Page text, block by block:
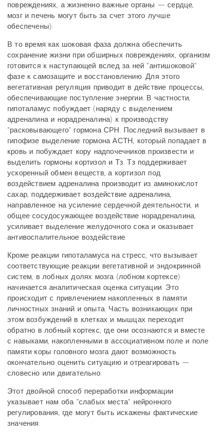
повреждениях, а жизненно важные органы — сердце,
мозг и печень могут быть за счет этого лучше
обеспечены).
В то время как шоковая фаза должна обеспечить
сохранение жизни при обширных повреждениях, организм
готовится к наступающей вслед за ней "антишоковой"
фазе к самозащите и восстановлению. Для этого
вегетативная регуляция приводит в действие процессы,
обеспечивающие поступление энергии. В частности,
гипоталамус побуждает (наряду с выделением
адреналина и норадреналина) к производству
"расковывающего" гормона СРН. Последний вызывает в
гипофизе выделение гормона АСТН, который попадает в
кровь и побуждает кору надпочечников произвести и
выделить гормоны кортизол и Тз. Тз поддерживает
ускоренный обмен веществ, а кортизол под
воздействием адреналина производит из аминокислот
сахар, поддерживает воздействие адреналина,
направленное на усиление сердечной деятельности, и
общее сосудосужающее воздействие норадреналина,
усиливает выделение желудочного сока и оказывает
антивоспалительное воздействие.
Кроме реакции гипоталамуса на стресс, что вызывает
соответствующие реакции вегетативной и эндокринной
систем, в лобных долях мозга (лобном кортексе)
начинается аналитическая оценка ситуации. Это
происходит с привлечением накопленных в памяти
личностных знаний и опыта. Часть возникающих при
этом возбуждений в клетках и мышцах переходит
обратно в лобный кортекс, где они осознаются и вместе
с навыками, накопленными в ассоциативном поле и поле
памяти коры головного мозга дают возможность
окончательно оценить ситуацию и отреагировать —
словесно или двигательно.
Этот двойной способ переработки информации
указывает нам оба "слабых места" нейронного
регулирования, где могут быть искажены фактические
значения: